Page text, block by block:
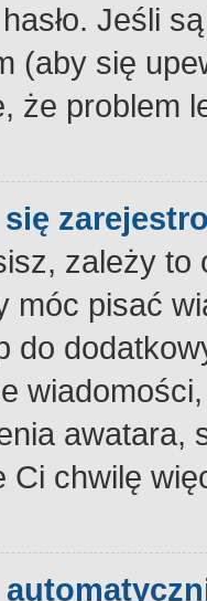
Jeśli
(aby się
że problem
zależy
móc pisać
do
Ci chwilę